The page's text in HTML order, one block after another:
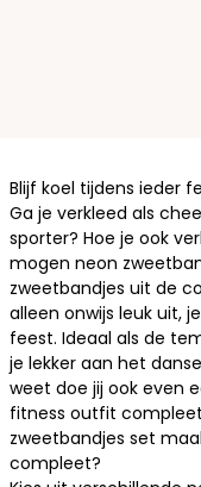
Blijf koel tijdens ieder
Ga je verkleed als
sporter? Hoe je ook
mogen neon
zweetbandjes uit de
alleen onwijs leuk uit,
feest. Ideaal als de
je lekker aan het
weet doe jij ook even
fitness outfit
zweetbandjes set
compleet?